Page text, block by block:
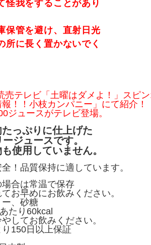
怪我をすることがあり
保管を避け、直射日光
所に長く置かないでく
売テレビ「土曜はダメよ！」スピ
！！小枝カンパニー」にて紹介！
ジュースがテレビ登場。
っぷりに仕上げた
ジュースです。
使用していません。
！品質保持に適しています。
場合は常温で保存
お早めにお飲みください。
ー、砂糖
たり60kcal
してお飲みください。
り150日以上保証